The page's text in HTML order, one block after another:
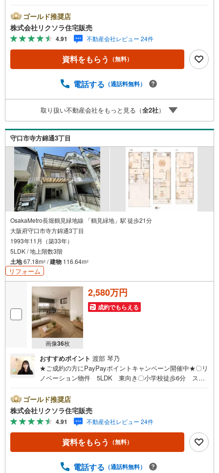
翌日のご案内はお電話でのお問合せがスムーズ■定休日 毎
週水曜日 夏季 年末年始◇弊社ホームページよりLINEで
のお問合せも好評！◇不動産情報サイト未掲載物件、弊社
ホームページに多数掲載！◇学校区物件検索も充実！ご希
望の学校区での物件探しに便利！「リクソラ住宅販売」で
検索！是非ご覧ください他の気になる物件・他不動産会
やリノベーションの事もあわせてご相談下さい【住宅ロー
宅ローン商品のご提案〇住宅ローンの金利や優遇率、審査
基準などを詳しくご説明〇住宅ローンとリフォームローン
の一体型商品もご提案〇仕事や収入・現在過去の借入によ
る住宅ローンへの問題解決是非とも弊社にお問合せ下さい
ゴールド推奨店
株式会社リクソラ住宅販売
4.91 不動産会社レビュー 24件
資料をもらう （無料）
電話する （通話料無料）
取り扱い不動産会社をもっと見る（全2社）
守口市寺方錦通3丁目
OsakaMetro長堀鶴見緑地線 「鶴見緑地」駅 徒歩21分
大阪府守口市寺方錦通3丁目
1993年11月（築33年）
5LDK / 地上階数3階
土地67.18m2 /建物 116.64m2
リフォーム
画像36枚
2,580万円
成約でもらえる
おすすめポイント 渡部 琴乃
★ご成約の方にPayPayポイントキャンペーン開催中★〇リ
ノベーション物件 5LDK 東向き〇小学校徒歩6分 スー
ステムキッチン■営業時間 9:30～20:00 ■即日案内可能！
※当日・翌日のご案内はお電話でのお問合せがスムーズ■定
休日 毎週水曜日◇弊社ホームページよりLINEでのお問合
せも好評！◇不動産情報サイト未掲載物件、弊社ホームペ
ージに多数掲載！◇学校区物件検索も充実！ご希望の学校
区での物件探しに便利！「リクソラ住宅販売」で検索！是
トの掲載物件もまとめてご案内可能リフォームやリノベー
ゴールド推奨店
株式会社リクソラ住宅販売
4.91 不動産会社レビュー 24件
資料をもらう （無料）
電話する （通話料無料）